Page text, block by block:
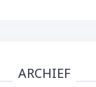
ARCHIEF